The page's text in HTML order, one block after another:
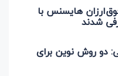
هایسنس با
دو روش نوین برای